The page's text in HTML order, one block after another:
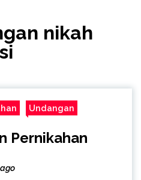
nikah
Undangan
Pernikahan